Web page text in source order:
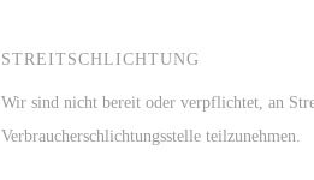
STREITSCHLICHTUNG
Wir sind nicht bereit oder verpflichtet, an
Verbraucherschlichtungsstelle teilzunehmen.